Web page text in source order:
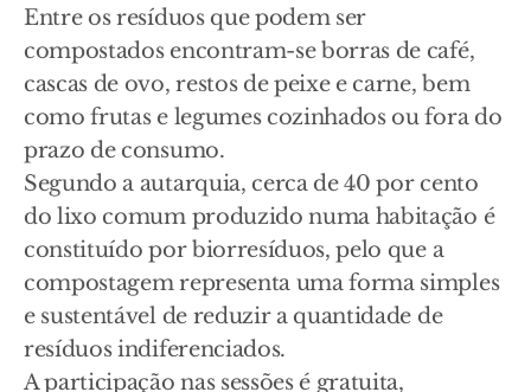
Entre os resíduos que podem ser
compostados encontram-se borras de café,
cascas de ovo, restos de peixe e carne, bem
como frutas e legumes cozinhados ou fora do
prazo de consumo.
Segundo a autarquia, cerca de 40 por cento
do lixo comum produzido numa habitação é
constituído por biorresíduos, pelo que a
compostagem representa uma forma simples
e sustentável de reduzir a quantidade de
resíduos indiferenciados.
A participação nas sessões é gratuita,